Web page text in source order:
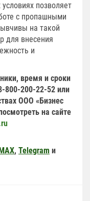
позволяет
с пропашными
на такой
для внесения
и
время и сроки
800-200-22-52 или
ООО «Бизнес
на сайте
MAX, Telegram и